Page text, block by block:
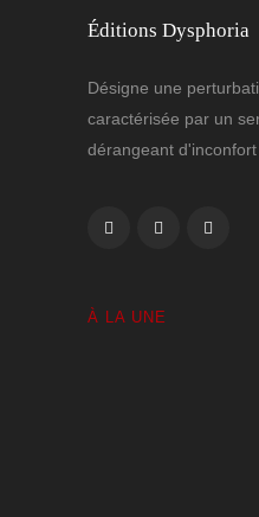
Éditions Dysphoria
Désigne une
caractérisée par un
dérangeant
À LA UNE